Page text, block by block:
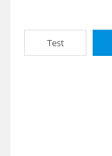
Test